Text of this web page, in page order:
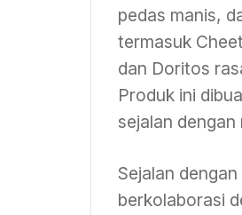
pedas manis,
termasuk
dan Doritos
Produk ini
sejalan
Sejalan
berkolaborasi